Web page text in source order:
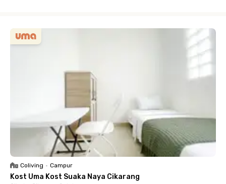
Coliving • Campur
Kost Uma Kost Suaka Naya Cikarang